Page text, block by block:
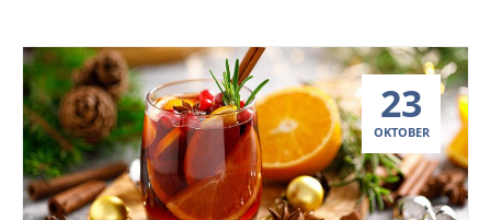
23
OKTOBER